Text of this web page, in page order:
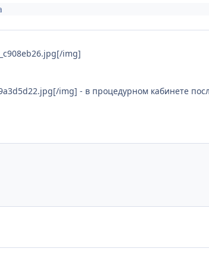
img]
img] - в процедурном кабинете